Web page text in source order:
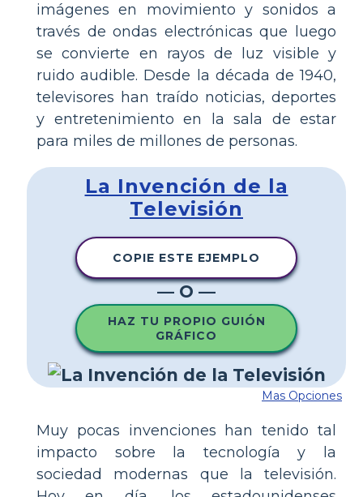
imágenes en movimiento y sonidos a
través de ondas electrónicas que luego
se convierte en rayos de luz visible y
ruido audible. Desde la década de 1940,
televisores han traído noticias, deportes
y entretenimiento en la sala de estar
para miles de millones de personas.
La Invención de la
Televisión
COPIE ESTE EJEMPLO
— O —
HAZ TU PROPIO GUIÓN
GRÁFICO
Mas Opciones
Muy pocas invenciones han tenido tal
impacto sobre la tecnología y la
sociedad modernas que la televisión.